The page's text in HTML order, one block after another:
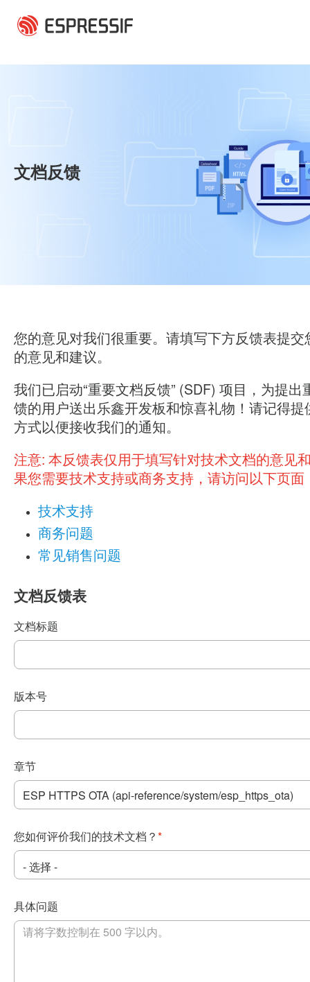
文档反馈
您的意见对我们很重要。请填写下方反馈表提交
的意见和建议。
我们已启动“重要文档反馈” (SDF) 项目，为提出
馈的用户送出乐鑫开发板和惊喜礼物！请记得提
方式以便接收我们的通知。
注意: 本反馈表仅用于填写针对技术文档的意见
果您需要技术支持或商务支持，请访问以下页面
技术支持
商务问题
常见销售问题
文档反馈表
文档标题
版本号
章节
您如何评价我们的技术文档？ *
具体问题